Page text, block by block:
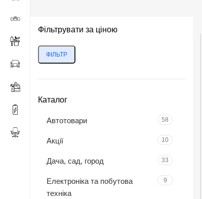
Фільтрувати за ціною
Мінімальна
Найбільша
ФІЛЬТР
Каталог
Автотовари 58
Акції 10
Дача, сад, город 33
Електроніка та побутова
техніка
9